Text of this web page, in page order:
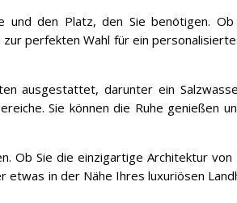
und den Platz, den Sie benötigen.
perfekten Wahl für ein
ausgestattet, darunter ein
Sie können die Ruhe genießen
Ob Sie die einzigartige Architektur von
etwas in der Nähe Ihres luxuriösen